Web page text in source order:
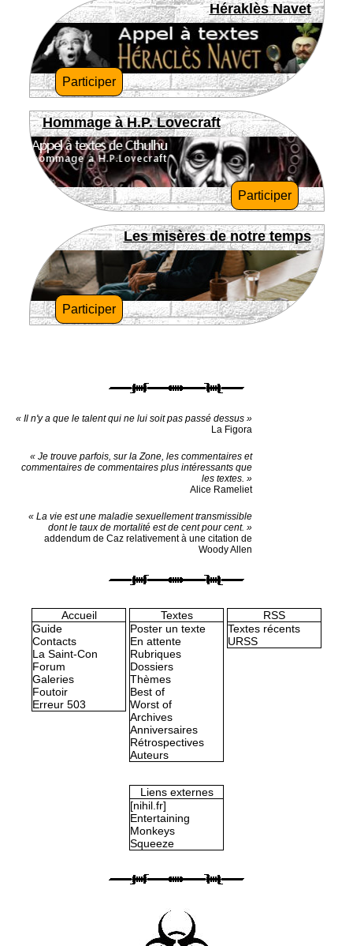
Héraklès Navet
Participer
Hommage à H.P. Lovecraft
Participer
Les misères de notre temps
Participer
« Il n'y a que le talent qui ne lui soit pas passé dessus »
La Figora
« Je trouve parfois, sur la Zone, les commentaires et
commentaires de commentaires plus intéressants que
les textes. »
Alice Rameliet
« La vie est une maladie sexuellement transmissible
dont le taux de mortalité est de cent pour cent. »
addendum de Caz relativement à une citation de
Woody Allen
Accueil
Guide
Contacts
La Saint-Con
Forum
Galeries
Foutoir
Erreur 503
Textes
Poster un texte
En attente
Rubriques
Dossiers
Thèmes
Best of
Worst of
Archives
Anniversaires
Rétrospectives
Auteurs
RSS
Textes récents
URSS
Liens externes
[nihil.fr]
Entertaining
Monkeys
Squeeze